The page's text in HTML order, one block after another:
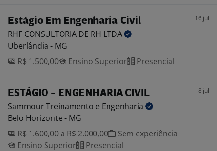
Estágio Em Engenharia Civil 16 jul
RHF CONSULTORIA DE RH LTDA
Uberlândia - MG
R$ 1.500,00
Ensino Superior Presencial
ESTÁGIO - ENGENHARIA CIVIL 8 jul
Sammour Treinamento e Engenharia
Belo Horizonte - MG
R$ 1.600,00 a R$ 2.000,00
Sem experiência
Ensino Superior
Presencial